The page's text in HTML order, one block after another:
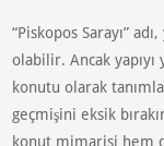
“Piskopos Sarayı”
olabilir. Ancak yapıyı
konutu olarak
geçmişini eksik
konut mimarisi hem